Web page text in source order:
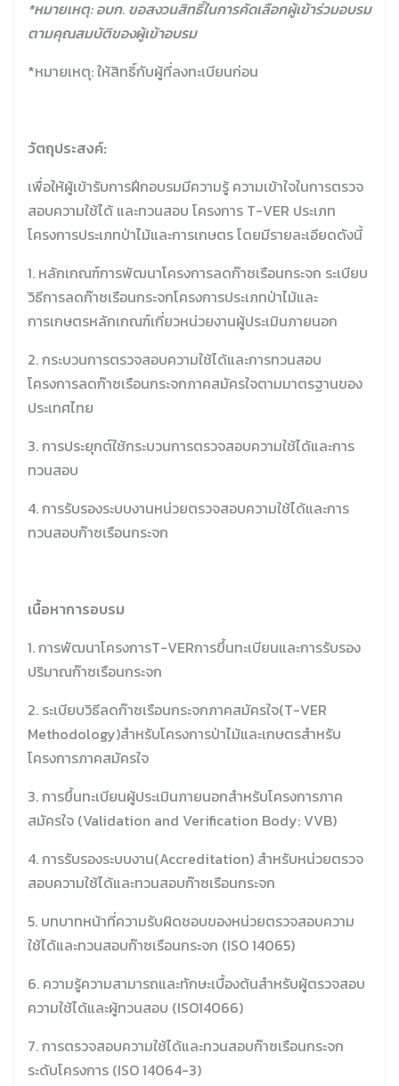
*หมายเหตุ: อบก. ขอสงวนสิทธิ์ในการคัดเลือกผู้เข้าร่วมอบรม
ตามคุณสมบัติของผู้เข้าอบรม
*หมายเหตุ:ให้สิทธิ์กับผู้ที่ลงทะเบียนก่อน
วัตถุประสงค์:
เพื่อให้ผู้เข้ารับการฝึกอบรมมีความรู้ ความเข้าใจในการตรวจ
สอบความใช้ได้ และทวนสอบ โครงการ T-VER ประเภท
โครงการประเภทป่าไม้และการเกษตร โดยมีรายละเอียดดังนี้
1. หลักเกณฑ์การพัฒนาโครงการลดก๊าซเรือนกระจก ระเบียบ
วิธีการลดก๊าซเรือนกระจกโครงการประเภทป่าไม้และ
การเกษตรหลักเกณฑ์เกี่ยวหน่วยงานผู้ประเมินภายนอก
2. กระบวนการตรวจสอบความใช้ได้และการทวนสอบ
โครงการลดก๊าซเรือนกระจกภาคสมัครใจตามมาตรฐานของ
ประเทศไทย
3. การประยุกต์ใช้กระบวนการตรวจสอบความใช้ได้และการ
ทวนสอบ
4. การรับรองระบบงานหน่วยตรวจสอบความใช้ได้และการ
ทวนสอบก๊าซเรือนกระจก
เนื้อหาการอบรม
1. การพัฒนาโครงการT-VERการขึ้นทะเบียนและการรับรอง
ปริมาณก๊าซเรือนกระจก
2. ระเบียบวิธีลดก๊าซเรือนกระจกภาคสมัครใจ(T-VER
Methodology)สำหรับโครงการป่าไม้และเกษตรสำหรับ
โครงการภาคสมัครใจ
3. การขึ้นทะเบียนผู้ประเมินภายนอกสำหรับโครงการภาค
สมัครใจ (Validation and Verification Body: VVB)
4. การรับรองระบบงาน(Accreditation) สำหรับหน่วยตรวจ
สอบความใช้ได้และทวนสอบก๊าซเรือนกระจก
5. บทบาทหน้าที่ความรับผิดชอบของหน่วยตรวจสอบความ
ใช้ได้และทวนสอบก๊าซเรือนกระจก (ISO 14065)
6. ความรู้ความสามารถและทักษะเบื้องต้นสำหรับผู้ตรวจสอบ
ความใช้ได้และผู้ทวนสอบ (ISO14066)
7. การตรวจสอบความใช้ได้และทวนสอบก๊าซเรือนกระจก
ระดับโครงการ (ISO 14064-3)